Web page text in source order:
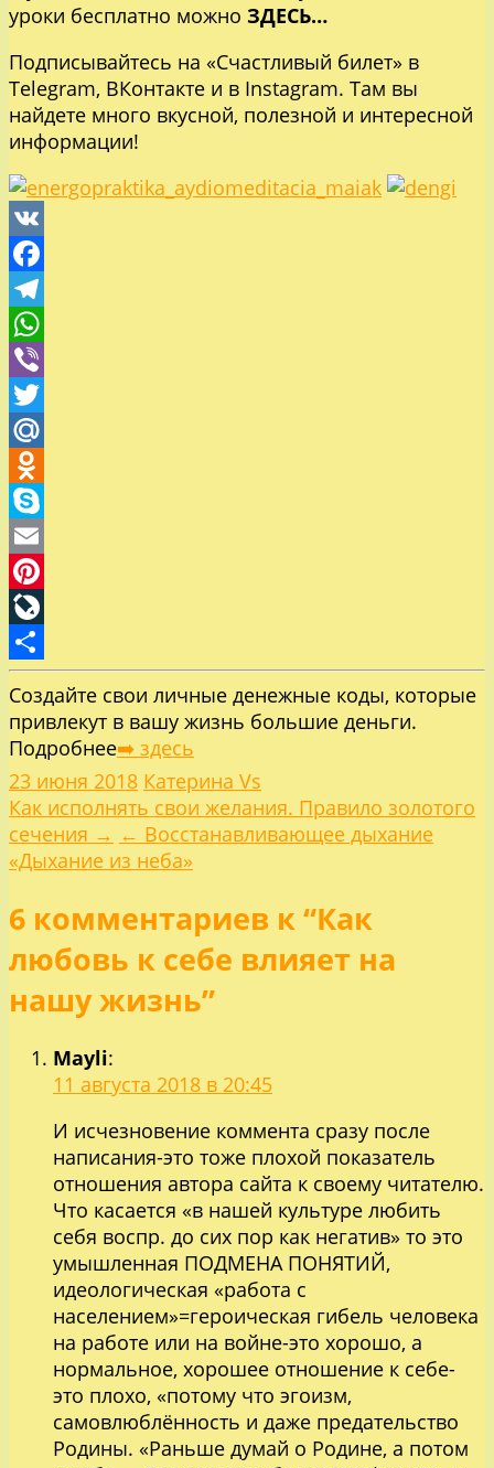
уроки бесплатно можно ЗДЕСЬ…
Подписывайтесь на «Счастливый билет» в
Telegram, ВКонтакте и в Instagram. Там вы
найдете много вкусной, полезной и интересной
информации!
VK
Facebook
Telegram
WhatsApp
Viber
Twitter
Mail.Ru
Odnoklassniki
Skype
Email
Pinterest
LiveJournal
Отправить
Создайте свои личные денежные коды, которые
привлекут в вашу жизнь большие деньги.
Подробнее➡️ здесь
23 июня 2018 Катерина Vs
Навигация
по
записям
Как исполнять свои желания. Правило золотого
сечения → ← Восстанавливающее дыхание
«Дыхание из неба»
6 комментариев к “Как
любовь к себе влияет на
нашу жизнь”
Mayli:
11 августа 2018 в 20:45
И исчезновение коммента сразу после
написания-это тоже плохой показатель
отношения автора сайта к своему читателю.
Что касается «в нашей культуре любить
себя воспр. до сих пор как негатив» то это
умышленная ПОДМЕНА ПОНЯТИЙ,
идеологическая «работа с
населением»=героическая гибель человека
на работе или на войне-это хорошо, а
нормальное, хорошее отношение к себе-
это плохо, «потому что эгоизм,
самовлюблённость и даже предательство
Родины. «Раньше думай о Родине, а потом